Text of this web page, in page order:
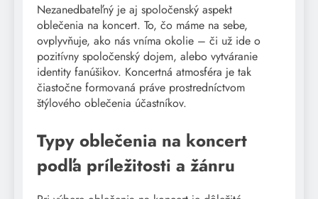
Nezanedbateľný je aj spoločenský aspekt
oblečenia na koncert. To, čo máme na sebe,
ovplyvňuje, ako nás vníma okolie – či už ide o
pozitívny spoločenský dojem, alebo vytváranie
identity fanúšikov. Koncertná atmosféra je tak
čiastočne formovaná práve prostredníctvom
štýlového oblečenia účastníkov.
Typy oblečenia na koncert
podľa príležitosti a žánru